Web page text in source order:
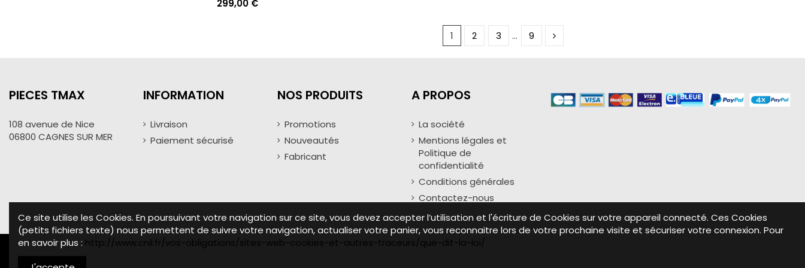
299,00 €
1 2 3 … 9
PIECES TMAX
108 avenue de Nice
06800 CAGNES SUR MER
INFORMATION
Livraison
Paiement sécurisé
NOS PRODUITS
Promotions
Nouveautés
Fabricant
A PROPOS
La société
Mentions légales et
Politique de
confidentialité
Conditions générales
Contactez-nous
Ce site utilise les Cookies. En poursuivant votre navigation sur ce site, vous devez accepter l’utilisation et l'écriture de Cookies sur votre appareil connecté. Ces Cookies
(petits fichiers texte) nous permettent de suivre votre navigation, actualiser votre panier, vous reconnaitre lors de votre prochaine visite et sécuriser votre connexion. Pour
en savoir plus : http://www.cnil.fr/vos-obligations/sites-web-cookies-et-autres-traceurs/que-dit-la-loi/